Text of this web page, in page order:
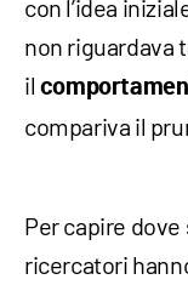
con l’idea
non riguardava
il
compariva il
Per capire
ricercatori